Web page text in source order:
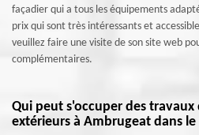
façadier qui a tous les équipements
prix qui sont très intéressants et
veuillez faire une visite de son site web
complémentaires.
Qui peut s'occuper des
extérieurs à Ambrugeat dans le